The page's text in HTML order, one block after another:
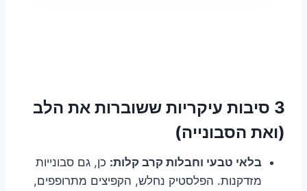
3 סיבות עיקריות ששוברות את הלב
(ואת הסבונייה)
בלאי טבעי וחבלות קרב קלות: כן, גם סבונייות
מזדקנות. הפלסטיק נחלש, הקפיצים מתרופפים,